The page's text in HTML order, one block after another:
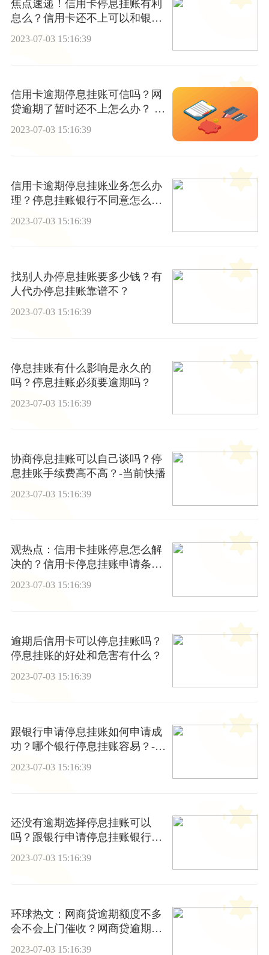
焦点速递！信用卡停息挂账有利
息么？信用卡还不上可以和银行
协商吗？
2023-07-03 15:16:39
信用卡逾期停息挂账可信吗？网
贷逾期了暂时还不上怎么办？ 世
界微头条
2023-07-03 15:16:39
信用卡逾期停息挂账业务怎么办
理？停息挂账银行不同意怎么
2023-07-03 15:16:39
找别人办停息挂账要多少钱？有
人代办停息挂账靠谱不？
2023-07-03 15:16:39
停息挂账有什么影响是永久的
吗？停息挂账必须要逾期吗？
2023-07-03 15:16:39
协商停息挂账可以自己谈吗？停
息挂账手续费高不高？-当前快播
2023-07-03 15:16:39
观热点：信用卡挂账停息怎么解
决的？信用卡停息挂账申请条件
有哪些？
2023-07-03 15:16:39
逾期后信用卡可以停息挂账吗？
停息挂账的好处和危害有什么？
2023-07-03 15:16:39
跟银行申请停息挂账如何申请成
功？哪个银行停息挂账容易？-天
天看热讯
2023-07-03 15:16:39
还没有逾期选择停息挂账可以
吗？跟银行申请停息挂账银行会
同意吗？
2023-07-03 15:16:39
环球热文：网商贷逾期额度不多
会不会上门催收？网商贷逾期上
2023-07-03 15:16:39